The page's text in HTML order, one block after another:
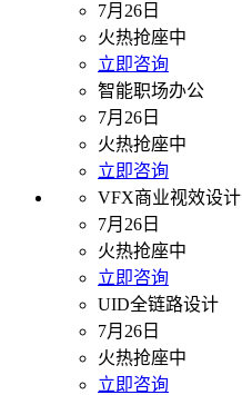
7月26日
火热抢座中
立即咨询
智能职场办公
7月26日
火热抢座中
立即咨询
VFX商业视效设计
7月26日
火热抢座中
立即咨询
UID全链路设计
7月26日
火热抢座中
立即咨询